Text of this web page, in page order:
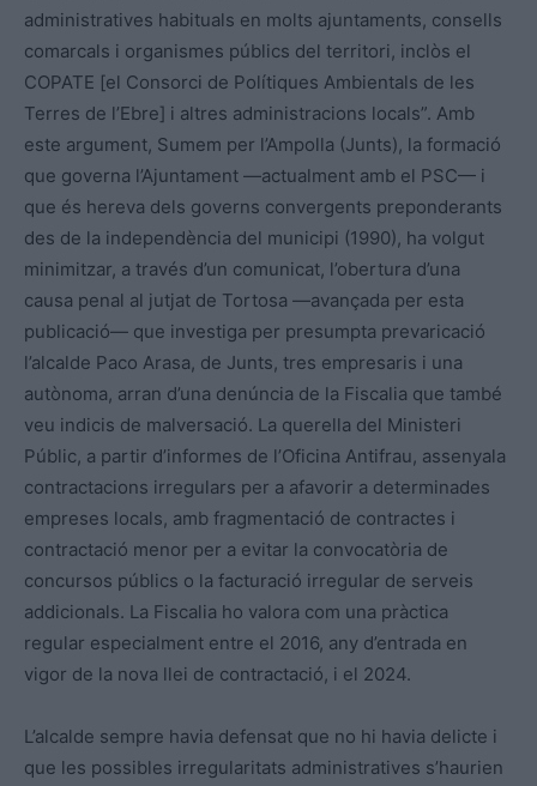
administratives habituals en molts ajuntaments, consells
comarcals i organismes públics del territori, inclòs el
COPATE [el Consorci de Polítiques Ambientals de les
Terres de l’Ebre] i altres administracions locals”. Amb
este argument, Sumem per l’Ampolla (Junts), la formació
que governa l’Ajuntament —actualment amb el PSC— i
que és hereva dels governs convergents preponderants
des de la independència del municipi (1990), ha volgut
minimitzar, a través d’un comunicat, l’obertura d’una
causa penal al jutjat de Tortosa —avançada per esta
publicació— que investiga per presumpta prevaricació
l’alcalde Paco Arasa, de Junts, tres empresaris i una
autònoma, arran d’una denúncia de la Fiscalia que també
veu indicis de malversació. La querella del Ministeri
Públic, a partir d’informes de l’Oficina Antifrau, assenyala
contractacions irregulars per a afavorir a determinades
empreses locals, amb fragmentació de contractes i
contractació menor per a evitar la convocatòria de
concursos públics o la facturació irregular de serveis
addicionals. La Fiscalia ho valora com una pràctica
regular especialment entre el 2016, any d’entrada en
vigor de la nova llei de contractació, i el 2024.
L’alcalde sempre havia defensat que no hi havia delicte i
que les possibles irregularitats administratives s’haurien